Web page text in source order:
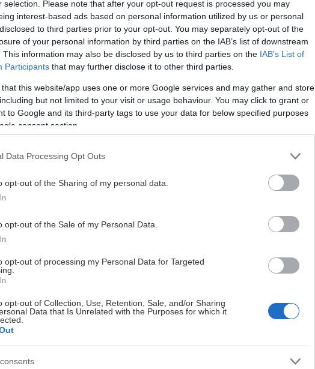
selection. Please note that after your opt-out request is processed you may
interest-based ads based on personal information utilized by us or personal
to third parties prior to your opt-out. You may separately opt-out of the
of your personal information by third parties on the IAB’s list of downstream
This information may also be disclosed by us to third parties on the IAB’s List of
Participants that may further disclose it to other third parties.
that this website/app uses one or more Google services and may gather and store
but not limited to your visit or usage behaviour. You may click to grant or
to Google and its third-party tags to use your data for below specified purposes
consent section.
Data Processing Opt Outs
opt-out of the Sharing of my personal data.
opt-out of the Sale of my Personal Data.
opt-out of processing my Personal Data for Targeted
opt-out of Collection, Use, Retention, Sale, and/or Sharing
Data that Is Unrelated with the Purposes for which it
2026/2027. Flatene i Ishockeybyen
denne sensommeren, men det trenes
slutten av sin første oppkjøringsuke på is.
og reiser til kontinentet for trening og kamper.
Årene med oljemesse Stavanger gjør selvsagt ikke
mot Nidaros lørdag 19. september, for endelig å se gutta
dager før.
tradisjon i Oilersfamilien.